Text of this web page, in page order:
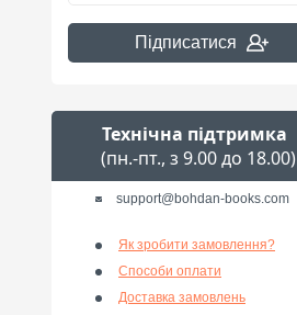
Підписатися
Технічна підтримка
(пн.-пт., з 9.00 до 18.00)
support@bohdan-books.com
Як зробити замовлення?
Способи оплати
Доставка замовлень